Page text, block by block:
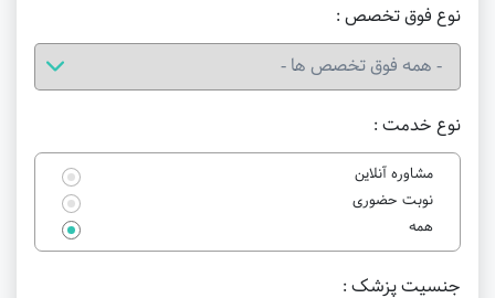
نوع خدمت :
مشاوره آنلاین
نوبت حضوری
همه
نوع فوق تخصص :
جنسیت پزشک :